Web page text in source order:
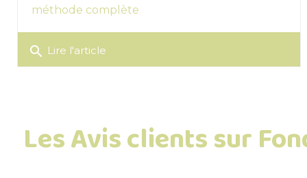
méthode complète
search Lire l'article
Les Avis clients sur